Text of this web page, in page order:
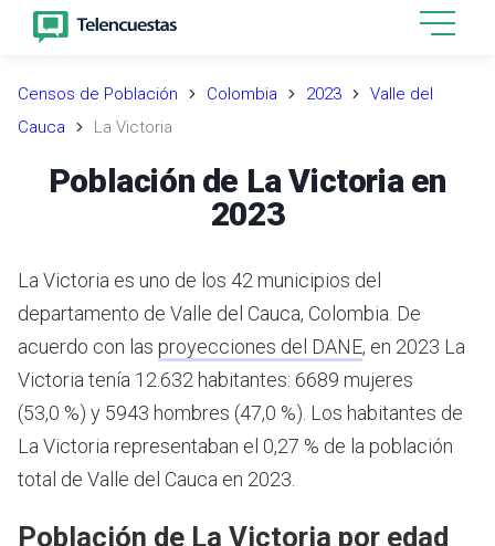
Censos de Población Colombia 2023
Valle del
Cauca
La Victoria
Población de La Victoria en
2023
La Victoria es uno de los 42 municipios del
departamento de Valle del Cauca, Colombia. De
acuerdo con las proyecciones del DANE, en 2023 La
Victoria tenía 12.632 habitantes: 6689 mujeres
(53,0 %) y 5943 hombres (47,0 %). Los habitantes de
La Victoria representaban el 0,27 % de la población
total de Valle del Cauca en 2023.
Población de La Victoria por edad